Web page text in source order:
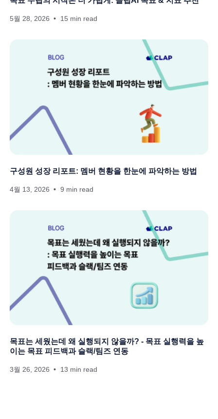
5월 28, 2026 15 min read
구성원 성장 리포트: 멤버 현황을 한눈에 파악하는 방법
4월 13, 2026 9 min read
목표는 세웠는데 왜 실행되지 않을까? - 목표 실행력을 높
이는 목표 피드백과 슬랙/팀즈 연동
3월 26, 2026 13 min read